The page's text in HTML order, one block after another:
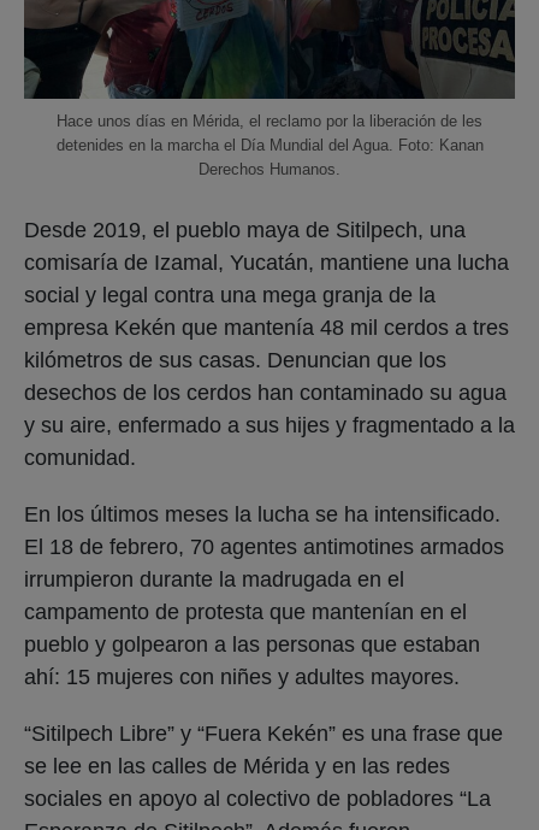
Hace unos días en Mérida, el reclamo por la liberación de les
detenides en la marcha el Día Mundial del Agua. Foto: Kanan
Derechos Humanos.
Desde 2019, el pueblo maya de Sitilpech, una
comisaría de Izamal, Yucatán, mantiene una lucha
social y legal contra una mega granja de la
empresa Kekén que mantenía 48 mil cerdos a tres
kilómetros de sus casas. Denuncian que los
desechos de los cerdos han contaminado su agua
y su aire, enfermado a sus hijes y fragmentado a la
comunidad.
En los últimos meses la lucha se ha intensificado.
El 18 de febrero, 70 agentes antimotines armados
irrumpieron durante la madrugada en el
campamento de protesta que mantenían en el
pueblo y golpearon a las personas que estaban
ahí: 15 mujeres con niñes y adultes mayores.
“Sitilpech Libre” y “Fuera Kekén” es una frase que
se lee en las calles de Mérida y en las redes
sociales en apoyo al colectivo de pobladores “La